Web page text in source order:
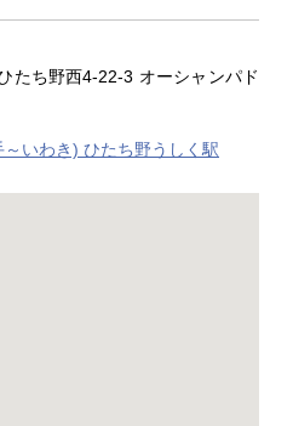
たち野西4-22-3 オーシャンパド
いわき) ひたち野うしく駅